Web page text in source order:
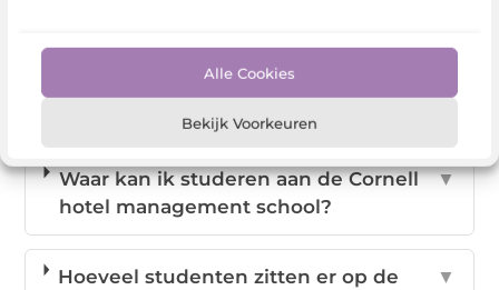
Alle Cookies
Bekijk Voorkeuren
Wat is de Cornell hotel management
Waar kan ik studeren aan de Cornell
hotel management school?
▼
Hoeveel studenten zitten er op de
▼